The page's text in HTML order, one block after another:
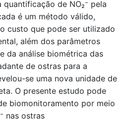
de NO₂⁻ pela
é um método válido,
custo que pode ser utilizado
além dos parâmetros
da análise biométrica das
de ostras para a
se uma nova unidade de
O presente estudo pode
biomonitoramento por meio
nas ostras